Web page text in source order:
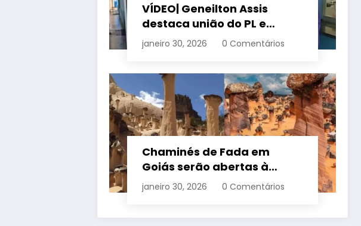
VÍDEO| Geneilton Assis
destaca união do PL e
consolidação de apoio a
Maycon Tombini em Jataí
janeiro 30, 2026 0 Comentários
Chaminés de Fada em
Goiás serão abertas à
visitação controlada
janeiro 30, 2026 0 Comentários